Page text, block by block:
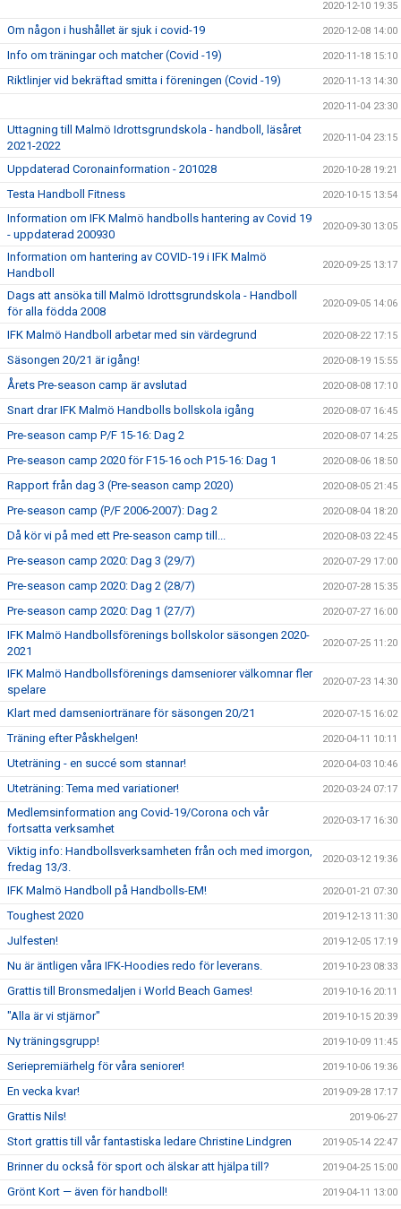
2020-12-10 19:35
Om någon i hushållet är sjuk i covid-19 2020-12-08 14:00
Info om träningar och matcher (Covid -19) 2020-11-18 15:10
Riktlinjer vid bekräftad smitta i föreningen (Covid -19) 2020-11-13 14:30
2020-11-04 23:30
Uttagning till Malmö Idrottsgrundskola - handboll, läsåret
2021-2022
2020-11-04 23:15
Uppdaterad Coronainformation - 201028 2020-10-28 19:21
Testa Handboll Fitness 2020-10-15 13:54
Information om IFK Malmö handbolls hantering av Covid 19
- uppdaterad 200930
2020-09-30 13:05
Information om hantering av COVID-19 i IFK Malmö
Handboll
2020-09-25 13:17
Dags att ansöka till Malmö Idrottsgrundskola - Handboll
för alla födda 2008
2020-09-05 14:06
IFK Malmö Handboll arbetar med sin värdegrund 2020-08-22 17:15
Säsongen 20/21 är igång! 2020-08-19 15:55
Årets Pre-season camp är avslutad 2020-08-08 17:10
Snart drar IFK Malmö Handbolls bollskola igång 2020-08-07 16:45
Pre-season camp P/F 15-16: Dag 2 2020-08-07 14:25
Pre-season camp 2020 för F15-16 och P15-16: Dag 1 2020-08-06 18:50
Rapport från dag 3 (Pre-season camp 2020) 2020-08-05 21:45
Pre-season camp (P/F 2006-2007): Dag 2 2020-08-04 18:20
Då kör vi på med ett Pre-season camp till... 2020-08-03 22:45
Pre-season camp 2020: Dag 3 (29/7) 2020-07-29 17:00
Pre-season camp 2020: Dag 2 (28/7) 2020-07-28 15:35
Pre-season camp 2020: Dag 1 (27/7) 2020-07-27 16:00
IFK Malmö Handbollsförenings bollskolor säsongen 2020-
2021
2020-07-25 11:20
IFK Malmö Handbollsförenings damseniorer välkomnar fler
spelare
2020-07-23 14:30
Klart med damseniortränare för säsongen 20/21 2020-07-15 16:02
Träning efter Påskhelgen! 2020-04-11 10:11
Uteträning - en succé som stannar! 2020-04-03 10:46
Uteträning: Tema med variationer! 2020-03-24 07:17
Medlemsinformation ang Covid-19/Corona och vår
fortsatta verksamhet
2020-03-17 16:30
Viktig info: Handbollsverksamheten från och med imorgon,
fredag 13/3.
2020-03-12 19:36
IFK Malmö Handboll på Handbolls-EM! 2020-01-21 07:30
Toughest 2020 2019-12-13 11:30
Julfesten! 2019-12-05 17:19
Nu är äntligen våra IFK-Hoodies redo för leverans. 2019-10-23 08:33
Grattis till Bronsmedaljen i World Beach Games! 2019-10-16 20:11
"Alla är vi stjärnor" 2019-10-15 20:39
Ny träningsgrupp! 2019-10-09 11:45
Seriepremiärhelg för våra seniorer! 2019-10-06 19:36
En vecka kvar! 2019-09-28 17:17
Grattis Nils! 2019-06-27
Stort grattis till vår fantastiska ledare Christine Lindgren 2019-05-14 22:47
Brinner du också för sport och älskar att hjälpa till? 2019-04-25 15:00
Grönt Kort — även för handboll! 2019-04-11 13:00